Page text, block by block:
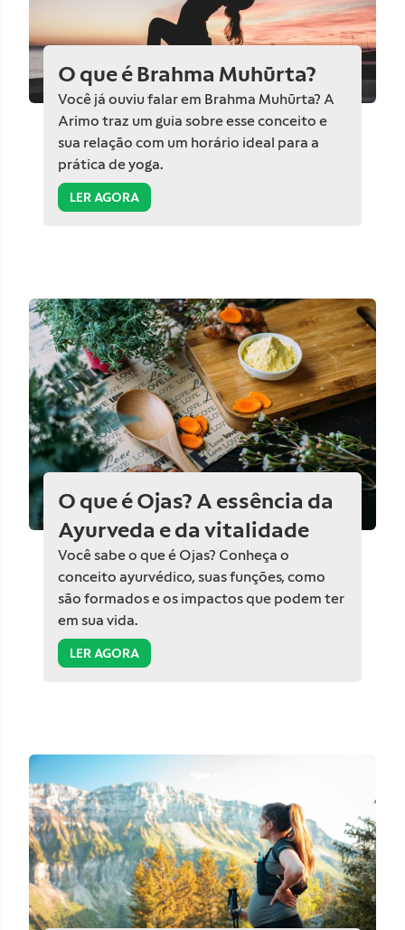
O que é Brahma Muhūrta?
Você já ouviu falar em Brahma Muhūrta? A
Arimo traz um guia sobre esse conceito e
sua relação com um horário ideal para a
prática de yoga.
LER AGORA
O que é Ojas? A essência da
Ayurveda e da vitalidade
Você sabe o que é Ojas? Conheça o
conceito ayurvédico, suas funções, como
são formados e os impactos que podem ter
em sua vida.
LER AGORA